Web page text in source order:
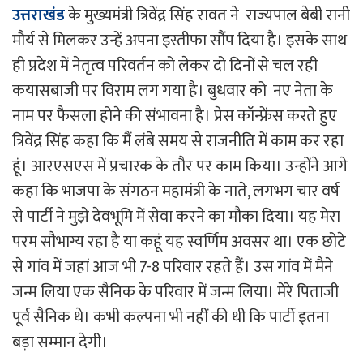
उत्तराखंडके मुख्यमंत्री त्रिवेंद्र सिंह रावत ने राज्यपाल बेबी रानी
मौर्य से मिलकर उन्हें अपना इस्तीफा सौंप दिया है। इसके साथ
ही प्रदेश में नेतृत्व परिवर्तन को लेकर दो दिनों से चल रही
कयासबाजी पर विराम लग गया है। बुधवार को नए नेता के
नाम पर फैसला होने की संभावना है। प्रेस कॉन्फ्रेंस करते हुए
त्रिवेंद्र सिंह कहा कि मैं लंबे समय से राजनीति में काम कर रहा
हूं। आरएसएस में प्रचारक के तौर पर काम किया। उन्होंने आगे
कहा कि भाजपा के संगठन महामंत्री के नाते, लगभग चार वर्ष
से पार्टी ने मुझे देवभूमि में सेवा करने का मौका दिया। यह मेरा
परम सौभाग्य रहा है या कहूं यह स्वर्णिम अवसर था। एक छोटे
से गांव में जहां आज भी 7-8 परिवार रहते हैं। उस गांव में मैने
जन्म लिया एक सैनिक के परिवार में जन्म लिया। मेरे पिताजी
पूर्व सैनिक थे। कभी कल्पना भी नहीं की थी कि पार्टी इतना
बड़ा सम्मान देगी।